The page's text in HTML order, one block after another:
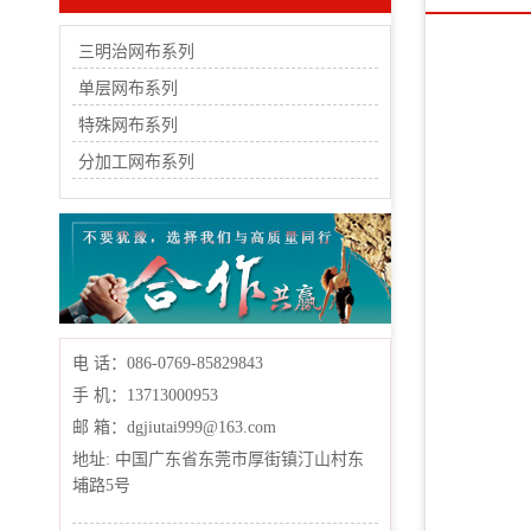
三明治网布系列
单层网布系列
特殊网布系列
分加工网布系列
电 话：086-0769-85829843
手 机：13713000953
邮 箱：dgjiutai999@163.com
地址: 中国广东省东莞市厚街镇汀山村东
埔路5号